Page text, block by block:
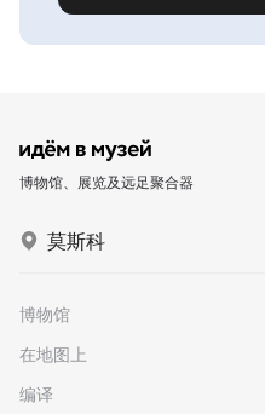
博物馆、展览及远足聚合器
莫斯科
博物馆
在地图上
编译